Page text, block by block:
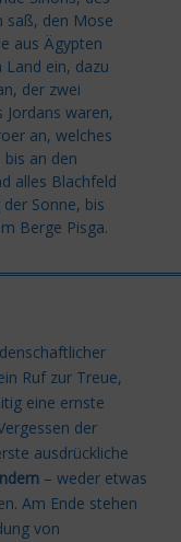
saß, den Mose
aus Ägypten
Land ein, dazu
der zwei
waren,
an, welches
an den
alles Blachfeld
Sonne, bis
Berge Pisga.
Ruf zur Treue,
eine ernste
der
ausdrückliche
– weder etwas
Am Ende stehen
von